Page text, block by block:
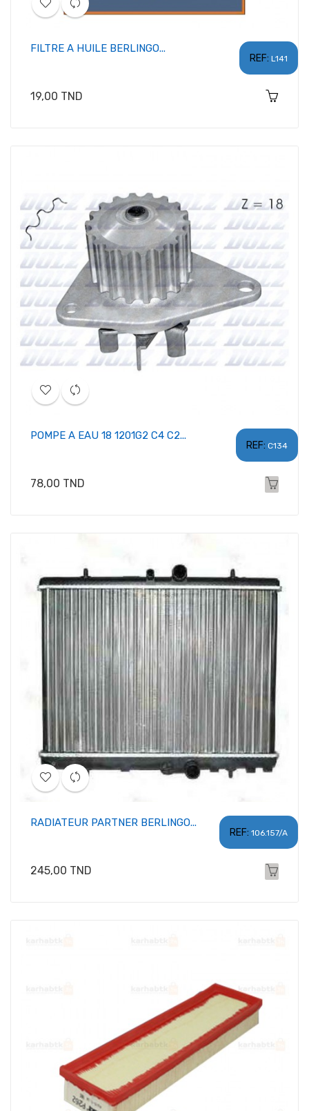
REF: L141
FILTRE A HUILE BERLINGO...
Prix
19,00 TND
REF: C134
POMPE A EAU 18 1201G2 C4 C2...
Prix
78,00 TND
REF: 106.157/A
RADIATEUR PARTNER BERLINGO...
Prix
245,00 TND